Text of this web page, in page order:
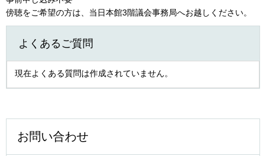
傍聴をご希望の方は、当日本館3階議会事務局へお越しください。
よくあるご質問
現在よくある質問は作成されていません。
お問い合わせ